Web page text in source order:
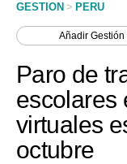
Economía
Mercados
Perú
GESTION > PERU
AñadirGestión
Paro de
escolares
virtuales
octubre